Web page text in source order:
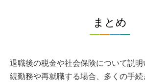
まとめ
退職後の税金や社会保険について説
続勤務や再就職する場合、多くの手